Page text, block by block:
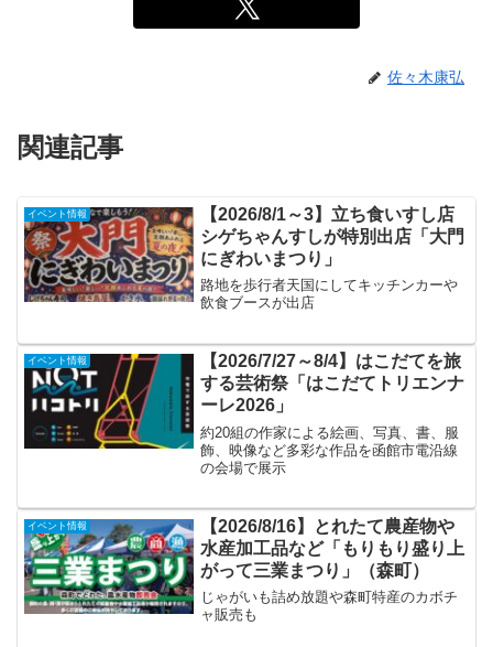
佐々木康弘
関連記事
イベント情報
【2026/8/1～3】立ち食いすし店
シゲちゃんすしが特別出店「大門
にぎわいまつり」
路地を歩行者天国にしてキッチンカーや
飲食ブースが出店
イベント情報
【2026/7/27～8/4】はこだてを旅
する芸術祭「はこだてトリエンナ
ーレ2026」
約20組の作家による絵画、写真、書、服
飾、映像など多彩な作品を函館市電沿線
の会場で展示
イベント情報
【2026/8/16】とれたて農産物や
水産加工品など「もりもり盛り上
がって三業まつり」（森町）
じゃがいも詰め放題や森町特産のカボチ
ャ販売も